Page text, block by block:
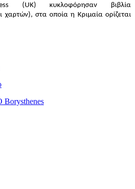
(UK) κυκλοφόρησαν βιβλία
χαρτών), στα οποία η Κριμαία ορίζεται
Borysthenes